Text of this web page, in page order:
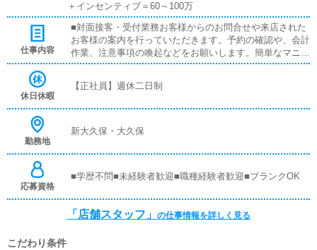
＋インセンティブ＝60～100万
仕事内容
■対面接客・受付業務お客様からのお問合せや来店された
お客様の案内を行っていただきます。予約の確認や、会計
作業、注意事項の喚起などをお願いします。簡単なマニュ
アルや、先輩スタッフに付いて業務内容を見ながら徐々に
す。■企画の立案店舗イベントや店舗運営など様々な企画
など、売上UPに繋がる施策の提案を行っていただきま
の方が稼げるようにインターネットを使ったPR（写メ日
す。■PC更新業務ヘブンネットなど、ポータルサイト等の
情報やイベント、求人ブログの作成となります。基本的に
はボタンを押すだけや、ブログの更新時に簡単に文字が入
休日休暇
【正社員】週休二日制
勤務地
新大久保・大久保
応募資格
■学歴不問■未経験者歓迎■職種経験者歓迎■ブランクOK
「店舗スタッフ」 の仕事情報を詳しく見る
こだわり条件